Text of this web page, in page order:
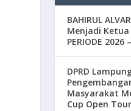
BAHIRUL
Menjadi Ketua
PERIODE 2026
DPRD
Masyarakat
Cup Open